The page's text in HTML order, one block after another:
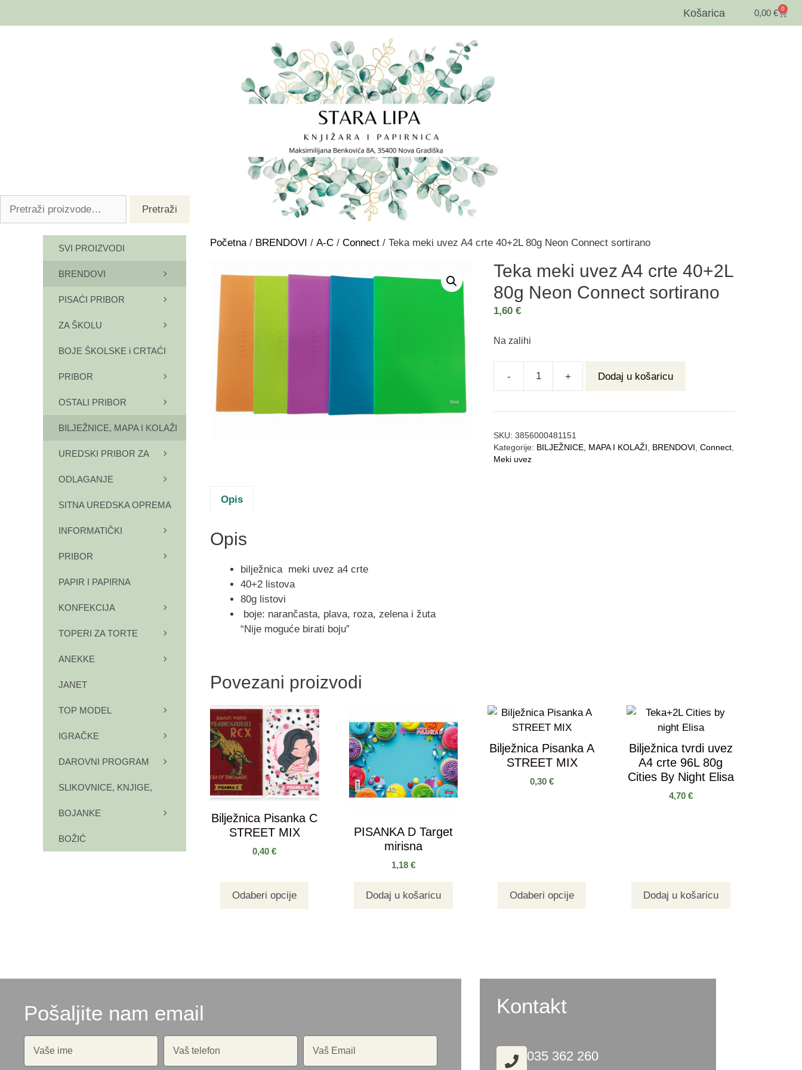
Košarica 0,00€ 0
Pretraži
Početna/ BRENDOVI / A-C / Connect / Teka meki uvez A4 crte 40+2L 80g Neon Connect sortirano
Teka meki uvez A4 crte 40+2L
80g Neon Connect sortirano
1,60€
Na zalihi
- + Dodaj u košaricu
SKU:3856000481151
Kategorije: BILJEŽNICE, MAPA I KOLAŽI , BRENDOVI ,Connect,
Meki uvez
Opis
Opis
bilježnica meki uvez a4 crte
40+2 listova
80g listovi
boje: narančasta, plava, roza, zelena i žuta
“Nije moguće birati boju”
Povezani proizvodi
Bilježnica Pisanka C
STREET MIX
0,40€
Odaberi opcije
PISANKA D Target
mirisna
1,18 €
Dodaj u košaricu
Bilježnica Pisanka A
STREET MIX
0,30€
Odaberi opcije
Bilježnica tvrdi uvez
A4 crte 96L 80g
Cities By Night Elisa
4,70 €
Dodaj u košaricu
SVI PROIZVODI
BRENDOVI
PISAĆI PRIBOR
ZA ŠKOLU
BOJE ŠKOLSKE i CRTAĆI
PRIBOR
OSTALI PRIBOR
BILJEŽNICE, MAPA I KOLAŽI
UREDSKI PRIBOR ZA
ODLAGANJE
SITNA UREDSKA OPREMA
INFORMATIČKI
PRIBOR
PAPIR I PAPIRNA
KONFEKCIJA
TOPERI ZA TORTE
ANEKKE
JANET
TOP MODEL
IGRAČKE
DAROVNI PROGRAM
SLIKOVNICE, KNJIGE,
BOJANKE
BOŽIĆ
Pošaljite nam email Kontakt
035 362 260